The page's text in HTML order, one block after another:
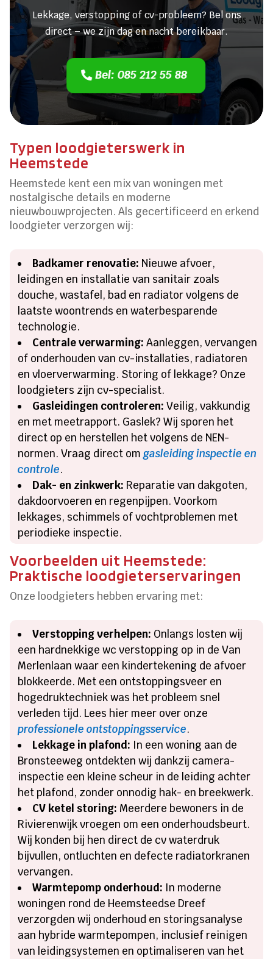
Lekkage, verstopping of cv-probleem? Bel ons
direct – we zijn dag en nacht bereikbaar.
Bel: 085 212 55 88
Typen loodgieterswerk in
Heemstede
Heemstede kent een mix van woningen met
nostalgische details en moderne
nieuwbouwprojecten. Als gecertificeerd en erkend
loodgieter verzorgen wij:
Badkamer renovatie: Nieuwe afvoer,
leidingen en installatie van sanitair zoals
douche, wastafel, bad en radiator volgens de
laatste woontrends en waterbesparende
technologie.
Centrale verwarming: Aanleggen, vervangen
of onderhouden van cv-installaties, radiatoren
en vloerverwarming. Storing of lekkage? Onze
loodgieters zijn cv-specialist.
Gasleidingen controleren: Veilig, vakkundig
en met meetrapport. Gaslek? Wij sporen het
direct op en herstellen het volgens de NEN-
normen. Vraag direct omgasleiding inspectie en
controle.
Dak- en zinkwerk: Reparatie van dakgoten,
dakdoorvoeren en regenpijpen. Voorkom
lekkages, schimmels of vochtproblemen met
periodieke inspectie.
Voorbeelden uit Heemstede:
Praktische loodgieterservaringen
Onze loodgieters hebben ervaring met:
Verstopping verhelpen: Onlangs losten wij
een hardnekkige wc verstopping op in de Van
Merlenlaan waar een kindertekening de afvoer
blokkeerde. Met een ontstoppingsveer en
hogedruktechniek was het probleem snel
verleden tijd. Lees hier meer over onze
professionele ontstoppingsservice.
Lekkage in plafond: In een woning aan de
Bronsteeweg ontdekten wij dankzij camera-
inspectie een kleine scheur in de leiding achter
het plafond, zonder onnodig hak- en breekwerk.
CV ketel storing: Meerdere bewoners in de
Rivierenwijk vroegen om een onderhoudsbeurt.
Wij konden bij hen direct de cv waterdruk
bijvullen, ontluchten en defecte radiatorkranen
vervangen.
Warmtepomp onderhoud: In moderne
woningen rond de Heemsteedse Dreef
verzorgden wij onderhoud en storingsanalyse
aan hybride warmtepompen, inclusief reinigen
van leidingsystemen en optimaliseren van het